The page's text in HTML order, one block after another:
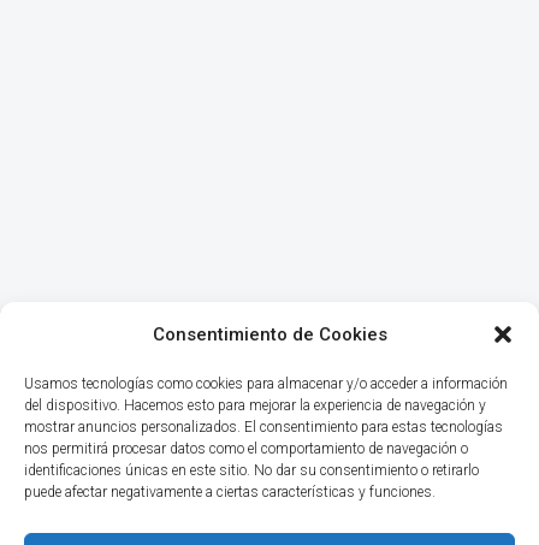
Consentimiento de Cookies
Usamos tecnologías como cookies para almacenar y/o acceder a información
del dispositivo. Hacemos esto para mejorar la experiencia de navegación y
mostrar anuncios personalizados. El consentimiento para estas tecnologías
nos permitirá procesar datos como el comportamiento de navegación o
identificaciones únicas en este sitio. No dar su consentimiento o retirarlo
puede afectar negativamente a ciertas características y funciones.
INICIO